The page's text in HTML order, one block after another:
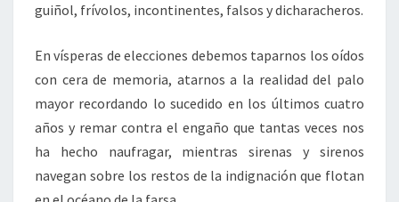
guiñol, frívolos, incontinentes, falsos y dicharacheros.
En vísperas de elecciones debemos taparnos los oídos
con cera de memoria, atarnos a la realidad del palo
mayor recordando lo sucedido en los últimos cuatro
años y remar contra el engaño que tantas veces nos
ha hecho naufragar, mientras sirenas y sirenos
navegan sobre los restos de la indignación que flotan